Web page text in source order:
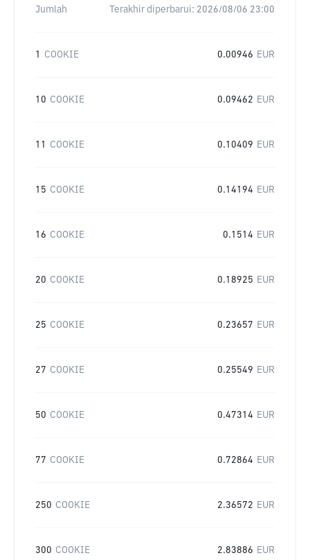
Jumlah Terakhir diperbarui: 2026/08/06 23:00
1 COOKIE 0.00946 EUR
10 COOKIE 0.09462 EUR
11 COOKIE 0.10409 EUR
15 COOKIE 0.14194 EUR
16 COOKIE 0.1514 EUR
20 COOKIE 0.18925 EUR
25 COOKIE 0.23657 EUR
27 COOKIE 0.25549 EUR
50 COOKIE 0.47314 EUR
77 COOKIE 0.72864 EUR
250 COOKIE 2.36572 EUR
300 COOKIE 2.83886 EUR